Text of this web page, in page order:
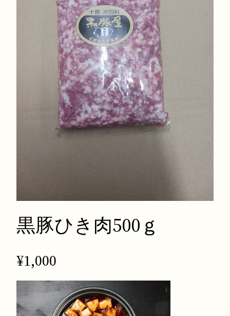
黒豚ひき肉500ｇ
¥1,000